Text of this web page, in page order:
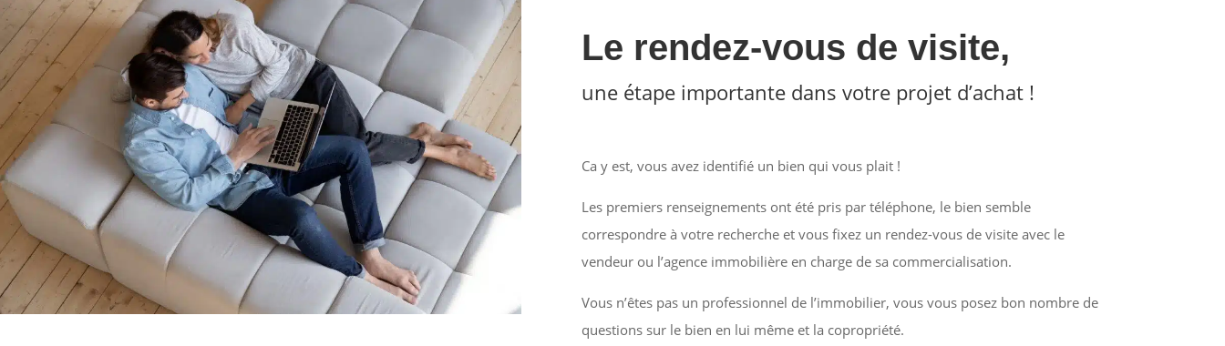
Le rendez-vous de visite,
une étape importante dans votre projet d’achat !
Ca y est, vous avez identifié un bien qui vous plait !
Les premiers renseignements ont été pris par téléphone, le bien semble
correspondre à votre recherche et vous fixez un rendez-vous de visite avec le
vendeur ou l’agence immobilière en charge de sa commercialisation.
Vous n’êtes pas un professionnel de l’immobilier, vous vous posez bon nombre de
questions sur le bien en lui même et la copropriété.